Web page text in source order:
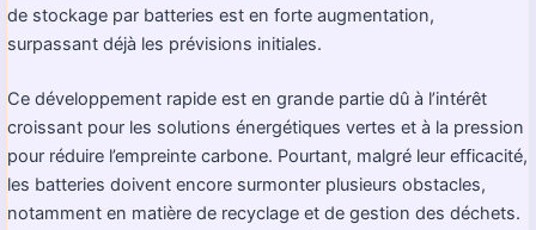
de stockage par batteries est en forte augmentation,
surpassant déjà les prévisions initiales.
Ce développement rapide est en grande partie dû à l’intérêt
croissant pour les solutions énergétiques vertes et à la pression
pour réduire l’empreinte carbone. Pourtant, malgré leur efficacité,
les batteries doivent encore surmonter plusieurs obstacles,
notamment en matière de recyclage et de gestion des déchets.